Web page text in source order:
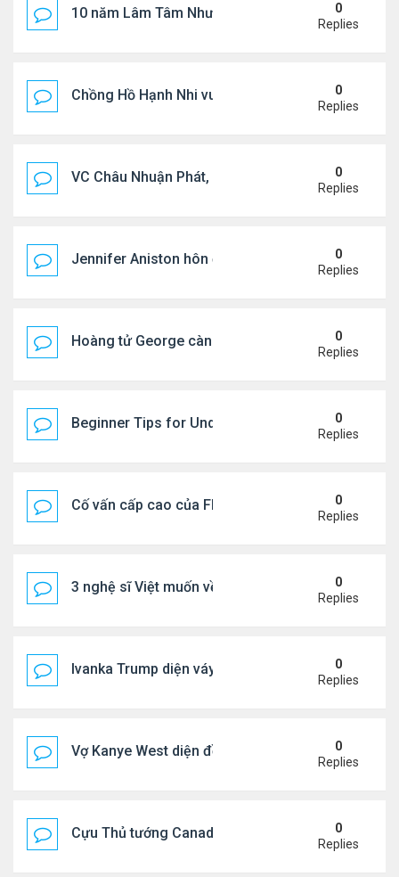
10 năm Lâm Tâm Như - Hoắc Kiến Hoa
0
Replies
Chồng Hồ Hạnh Nhi vui vẻ ôm người cũ của vợ
0
Replies
VC Châu Nhuận Phát, Lưu Gia Linh viếng vợ cũ ..
0
Replies
Jennifer Aniston hôn đắm đuối bạn trai trên du
0
Replies
Hoàng tử George càng lớn càng điển trai0
Replies
Beginner Tips for Understanding Diablo 4 Items
0
Replies
Cố vấn cấp cao của FIFA từ chức để phán đối
0
Replies
3 nghệ sĩ Việt muốn về VN nhưng số phận an bài
0
Replies
Ivanka Trump diện váy hở eo táo bạo, khoe vòng
0
Replies
Vợ Kanye West diện đồ xẻ bạo, dự tiệc ở đảo Ibiza
0
Replies
Cựu Thủ tướng Canada đắm đuối khóa môi Katy
0
Replies